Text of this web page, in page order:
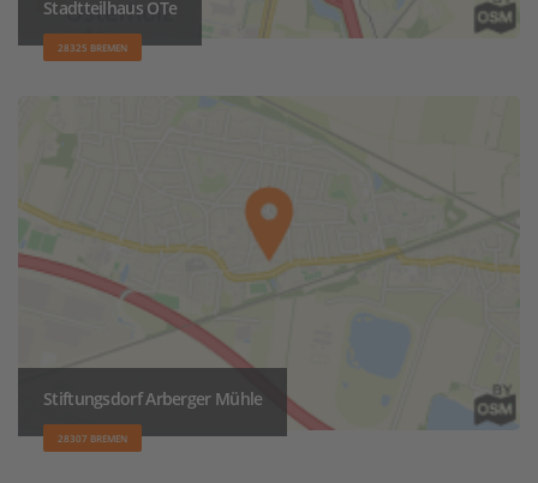
Stadtteilhaus OTe
28325 BREMEN
Stiftungsdorf Arberger Mühle
28307 BREMEN